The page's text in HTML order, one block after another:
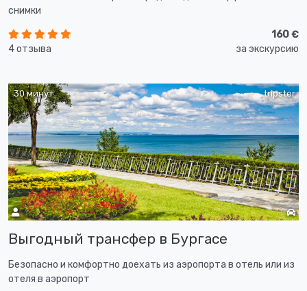
снимки
4 отзыва
160 €
за экскурсию
tripster
30 минут
Выгодный трансфер в Бургасе
Безопасно и комфортно доехать из аэропорта в отель или из
отеля в аэропорт